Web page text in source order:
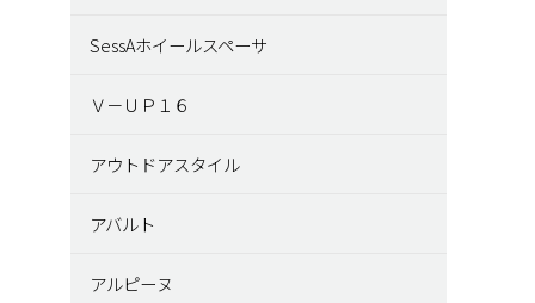
SessAホイールスペーサ
Ｖ－ＵＰ１６
アウトドアスタイル
アバルト
アルピーヌ